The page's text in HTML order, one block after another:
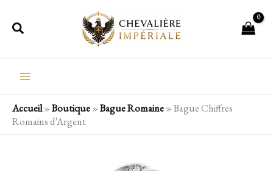
Rechercher
Accueil»Boutique»Bague Romaine»Bague Chiffres
Romains d’Argent